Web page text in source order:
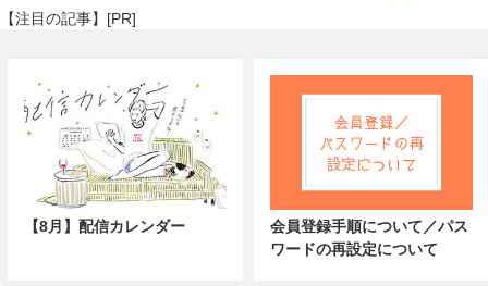
【注目の記事】[PR]
【8月】配信カレンダー
会員登録手順について／パス
ワードの再設定について